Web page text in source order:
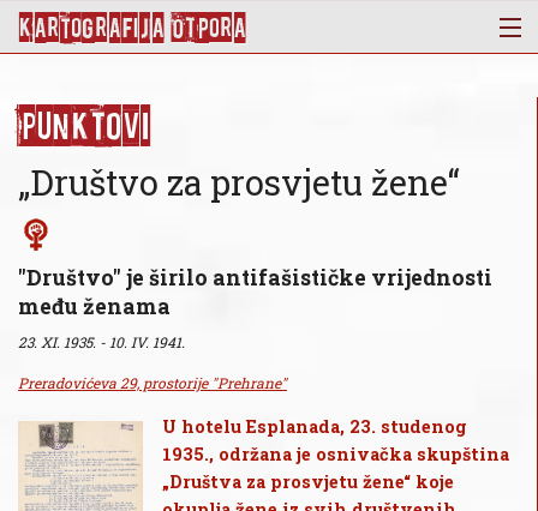
KArtoGrAFIJA OTPorA
Punktovi
Slojevi
Novosti
Publikacije
O nama
Punktovi
„Društvo za prosvjetu žene“
"Društvo" je širilo antifašističke vrijednosti
među ženama
23. XI. 1935. - 10. IV. 1941.
Preradovićeva 29, prostorije "Prehrane"
U hotelu Esplanada, 23. studenog
1935., održana je osnivačka skupština
„Društva za prosvjetu žene“ koje